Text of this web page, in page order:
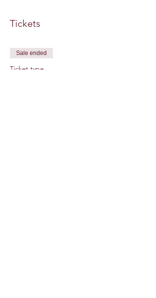
Tickets
Sale ended
Ticket type